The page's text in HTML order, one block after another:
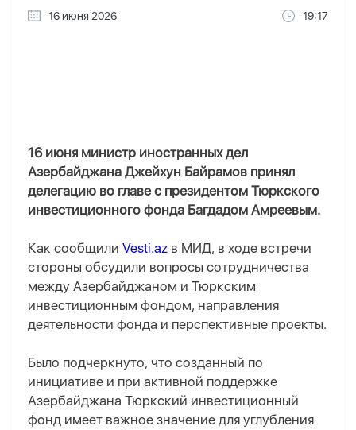
16 июня 2026 19:17
16 июня министр иностранных дел
Азербайджана Джейхун Байрамов принял
делегацию во главе с президентом Тюркского
инвестиционного фонда Багдадом Амреевым.
Как сообщили Vesti.az в МИД, в ходе встречи
стороны обсудили вопросы сотрудничества
между Азербайджаном и Тюркским
инвестиционным фондом, направления
деятельности фонда и перспективные проекты.
Было подчеркнуто, что созданный по
инициативе и при активной поддержке
Азербайджана Тюркский инвестиционный
фонд имеет важное значение для углубления